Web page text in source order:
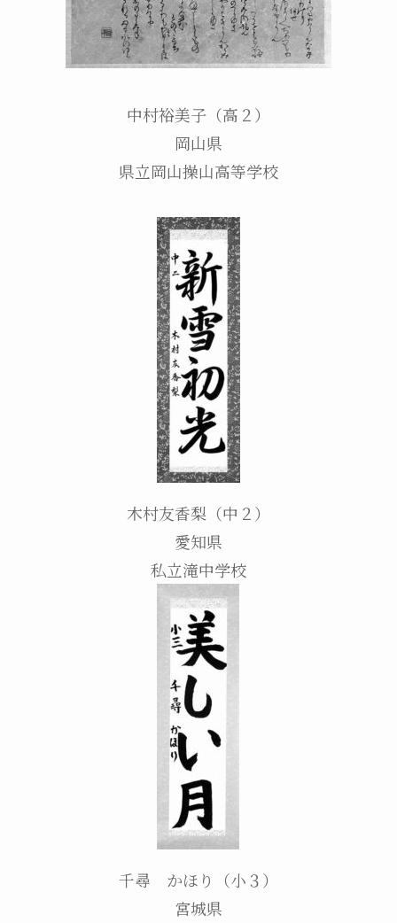
中村裕美子（高２）
岡山県
県立岡山操山高等学校
木村友香梨（中２）
愛知県
私立滝中学校
千尋 かほり（小３）
宮城県